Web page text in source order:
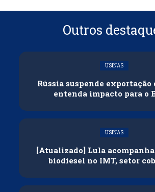
Outros
USINAS
Rússia suspende exportação
entenda impacto para o
USINAS
[Atualizado] Lula
biodiesel no IMT, setor